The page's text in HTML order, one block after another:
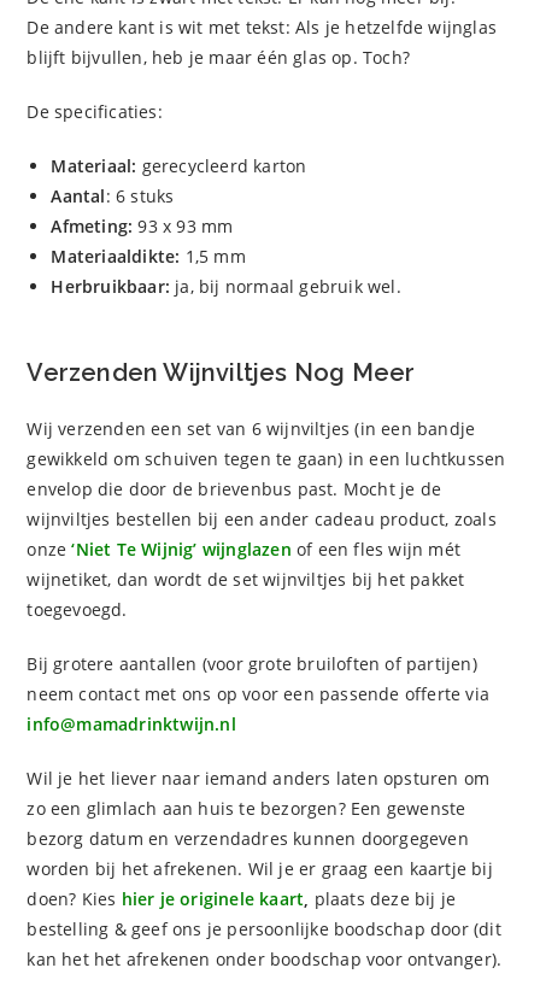
De andere kant is wit met tekst: Als je hetzelfde wijnglas
blijft bijvullen, heb je maar één glas op. Toch?
De specificaties:
Materiaal: gerecycleerd karton
Aantal: 6 stuks
Afmeting: 93 x 93 mm
Materiaaldikte: 1,5 mm
Herbruikbaar: ja, bij normaal gebruik wel.
Verzenden Wijnviltjes Nog Meer
Wij verzenden een set van 6 wijnviltjes (in een bandje
gewikkeld om schuiven tegen te gaan) in een luchtkussen
envelop die door de brievenbus past. Mocht je de
wijnviltjes bestellen bij een ander cadeau product, zoals
onze‘Niet Te Wijnig’ wijnglazen of een fles wijn mét
wijnetiket, dan wordt de set wijnviltjes bij het pakket
toegevoegd.
Bij grotere aantallen (voor grote bruiloften of partijen)
neem contact met ons op voor een passende offerte via
info@mamadrinktwijn.nl
Wil je het liever naar iemand anders laten opsturen om
zo een glimlach aan huis te bezorgen? Een gewenste
bezorg datum en verzendadres kunnen doorgegeven
worden bij het afrekenen. Wil je er graag een kaartje bij
doen? Kies hier je originele kaart plaats deze bij je
bestelling & geef ons je persoonlijke boodschap door (dit
kan het het afrekenen onder boodschap voor ontvanger).